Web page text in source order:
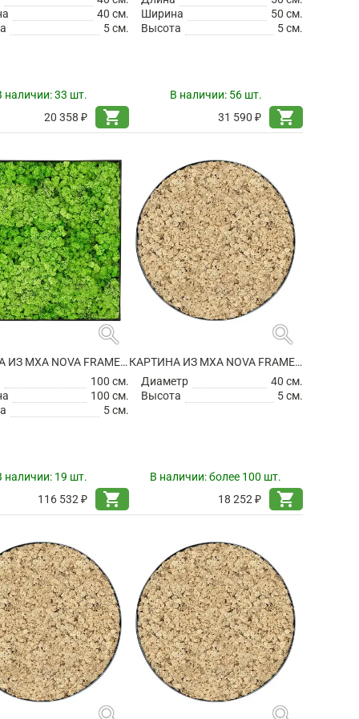
40 см.
5 см.
наличии:33 шт.
20 358 ₽
shopping_cart
Ширина
50 см.
Высота
5 см.
В наличии: 56 шт.
31 590 ₽
shopping_cart
search
КАРТИНА ИЗ МХА NOVA FRAME ANTHRACITE-CONCRETE 100% REINDEER (LIGHT GRASS GREEN)
100 см.
100 см.
5 см.
наличии: 19 шт.
116 532 ₽
shopping_cart
search
КАРТИНА ИЗ МХА NOVA FRAME ANTHRACITE-CONCRETE 100% REINDEER (NATURAL)
Диаметр
40 см.
Высота
5 см.
В наличии:более 100 шт.
18 252 ₽
shopping_cart